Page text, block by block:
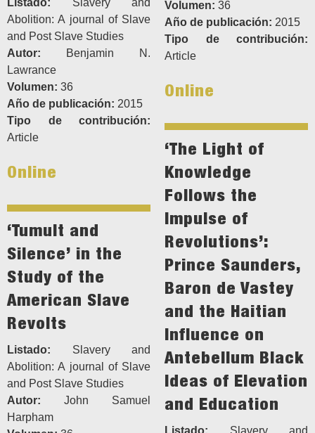
Volumen: 36
Año de publicación: 2015
Tipo de contribución:
Article
Online
Listado: Slavery and
Abolition: A journal of Slave
and Post Slave Studies
Autor: Benjamin N.
Lawrance
Volumen: 36
Año de publicación: 2015
Tipo de contribución:
Article
Online
‘The Light of
Knowledge
Follows the
Impulse of
Revolutions’:
Prince Saunders,
Baron de Vastey
and the Haitian
Influence on
Antebellum Black
Ideas of Elevation
and Education
‘Tumult and
Silence’ in the
Study of the
American Slave
Revolts
Listado: Slavery and
Abolition: A journal of Slave
and Post Slave Studies
Autor: John Samuel
Harpham